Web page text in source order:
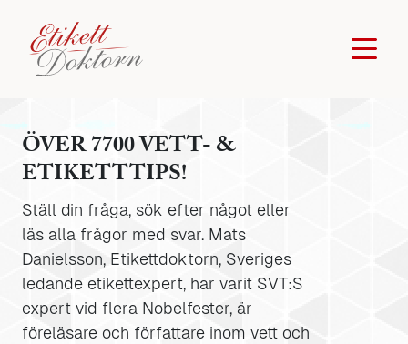
ÖVER 7700 VETT- &
ETIKETTTIPS!
Ställ din fråga, sök efter något eller
läs alla frågor med svar. Mats
Danielsson, Etikettdoktorn, Sveriges
ledande etikettexpert, har varit SVT:S
expert vid flera Nobelfester, är
föreläsare och författare inom vett och